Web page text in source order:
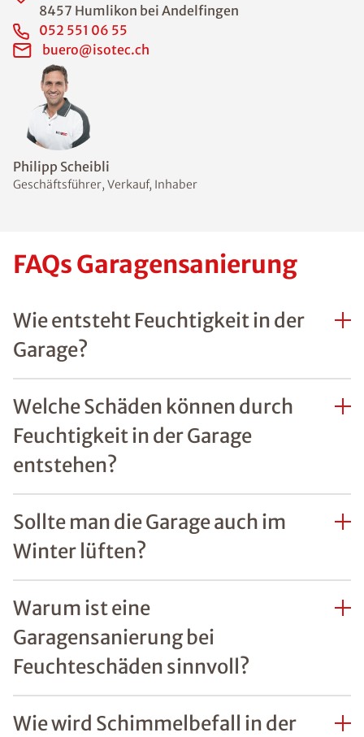
Philipp Scheibli
Geschäftsführer, Verkauf, Inhaber
8457 Humlikon bei Andelfingen
052 551 06 55
buero@isotec.ch
FAQs Garagensanierung
Wie entsteht Feuchtigkeit in der
Garage?
Welche Schäden können durch
Feuchtigkeit in der Garage
entstehen?
Sollte man die Garage auch im
Winter lüften?
Warum ist eine
Garagensanierung bei
Feuchteschäden sinnvoll?
Wie wird Schimmelbefall in der